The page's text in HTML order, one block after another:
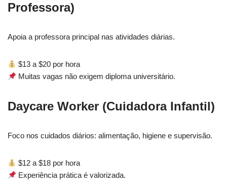
Professora)
Apoia a professora principal nas atividades diárias.
$13 a $20 por hora
Muitas vagas não exigem diploma universitário.
Daycare Worker (Cuidadora Infantil)
Foco nos cuidados diários: alimentação, higiene e supervisão.
$12 a $18 por hora
Experiência prática é valorizada.